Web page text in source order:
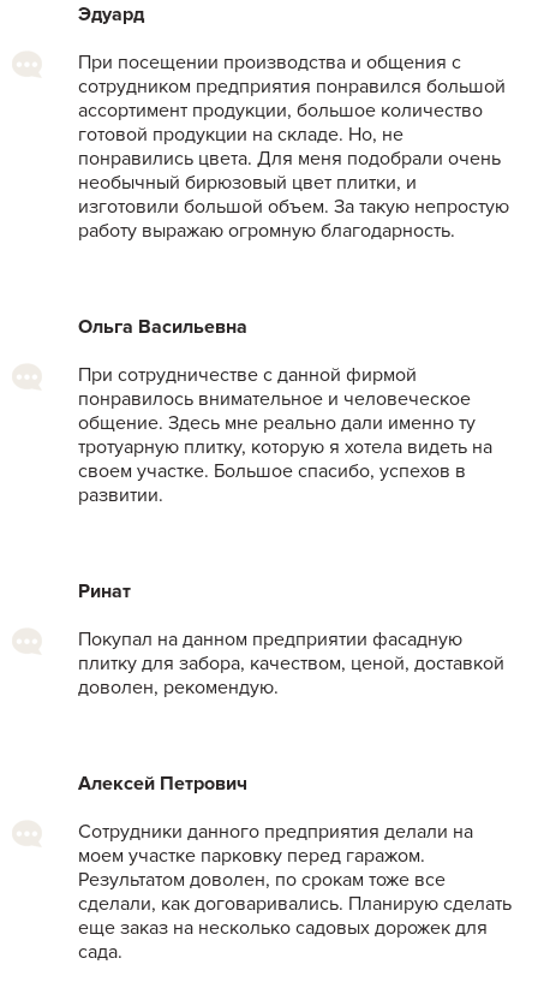
Эдуард
При посещении производства и общения с
сотрудником предприятия понравился большой
ассортимент продукции, большое количество
готовой продукции на складе. Но, не
понравились цвета. Для меня подобрали очень
необычный бирюзовый цвет плитки, и
изготовили большой объем. За такую непростую
работу выражаю огромную благодарность.
Ольга Васильевна
При сотрудничестве с данной фирмой
понравилось внимательное и человеческое
общение. Здесь мне реально дали именно ту
тротуарную плитку, которую я хотела видеть на
своем участке. Большое спасибо, успехов в
развитии.
Ринат
Покупал на данном предприятии фасадную
плитку для забора, качеством, ценой, доставкой
доволен, рекомендую.
Алексей Петрович
Сотрудники данного предприятия делали на
моем участке парковку перед гаражом.
Результатом доволен, по срокам тоже все
сделали, как договаривались. Планирую сделать
еще заказ на несколько садовых дорожек для
сада.